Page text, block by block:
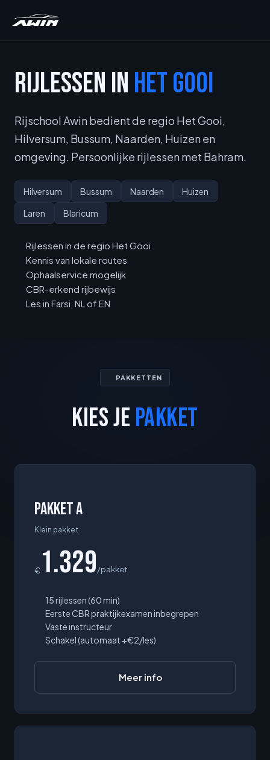
RIJLESSEN IN HET GOOI
Rijschool Awin bedient de regio Het Gooi,
Hilversum, Bussum, Naarden, Huizen en
omgeving. Persoonlijke rijlessen met Bahram.
Hilversum Bussum Naarden
Huizen
Laren
Blaricum
Rijlessen in de regio Het Gooi
Kennis van lokale routes
Ophaalservice mogelijk
CBR-erkend rijbewijs
Les in Farsi, NL of EN
PAKKETTEN
KIES JE PAKKET
Pakket A
Klein pakket
€ 1.329/pakket
15 rijlessen (60 min)
Eerste CBR praktijkexamen inbegrepen
Vaste instructeur
Schakel (automaat +€2/les)
Meer info